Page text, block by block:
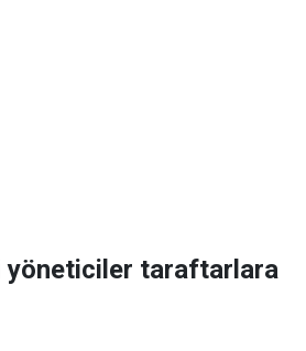
yöneticiler taraftarlara